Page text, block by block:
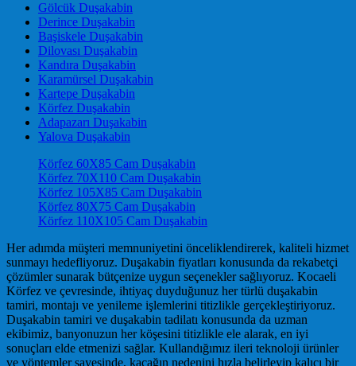
Gölcük Duşakabin
Derince Duşakabin
Başiskele Duşakabin
Dilovası Duşakabin
Kandıra Duşakabin
Karamürsel Duşakabin
Kartepe Duşakabin
Körfez Duşakabin
Adapazarı Duşakabin
Yalova Duşakabin
Körfez 60X85 Cam Duşakabin
Körfez 70X110 Cam Duşakabin
Körfez 105X85 Cam Duşakabin
Körfez 80X75 Cam Duşakabin
Körfez 110X105 Cam Duşakabin
Her adımda müşteri memnuniyetini önceliklendirerek, kaliteli hizmet
sunmayı hedefliyoruz. Duşakabin fiyatları konusunda da rekabetçi
çözümler sunarak bütçenize uygun seçenekler sağlıyoruz. Kocaeli
Körfez ve çevresinde, ihtiyaç duyduğunuz her türlü duşakabin
tamiri, montajı ve yenileme işlemlerini titizlikle gerçekleştiriyoruz.
Duşakabin tamiri ve duşakabin tadilatı konusunda da uzman
ekibimiz, banyonuzun her köşesini titizlikle ele alarak, en iyi
sonuçları elde etmenizi sağlar. Kullandığımız ileri teknoloji ürünler
ve yöntemler sayesinde, kaçağın nedenini hızla belirleyip kalıcı bir